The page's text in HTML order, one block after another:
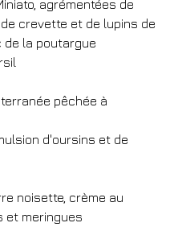
agrémentées de
crevette et de lupins de
de la poutargue
pêchée à
d'oursins et de
noisette, crème au
et meringues